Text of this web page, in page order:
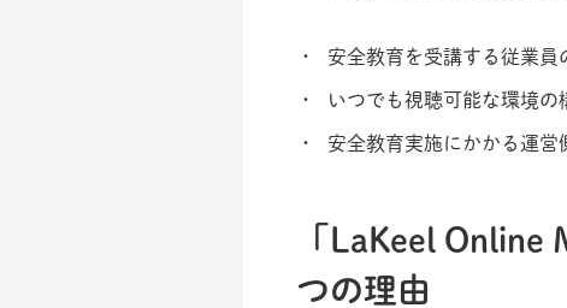
安全教育を受講する従業員
いつでも視聴可能な環境の
安全教育実施にかかる運営
「LaKeel Online
つの理由